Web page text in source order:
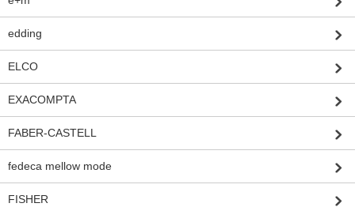
edding
ELCO
EXACOMPTA
FABER-CASTELL
fedeca mellow mode
FISHER